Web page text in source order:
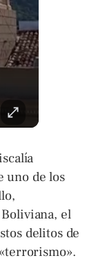
uno de los
el
delitos de